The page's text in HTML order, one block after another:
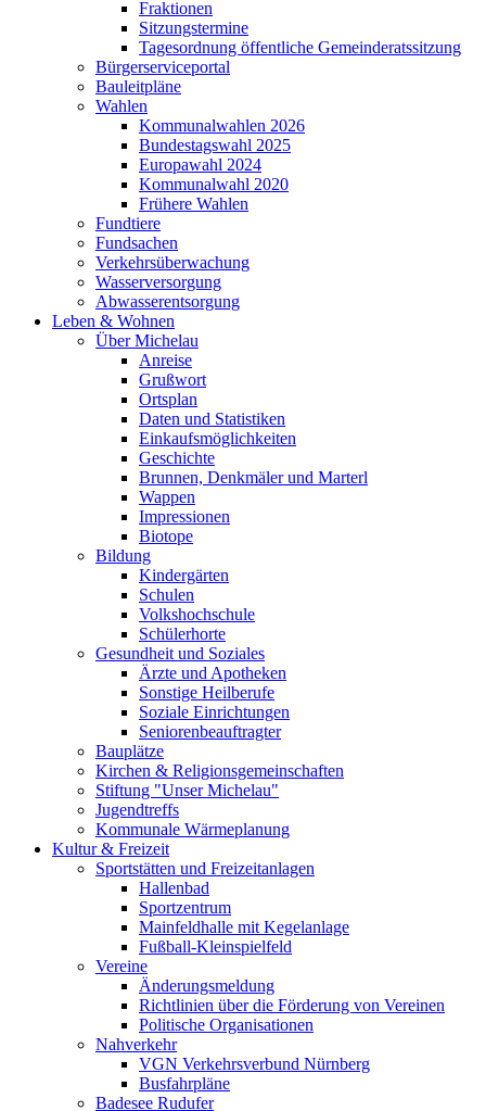
Fraktionen
Sitzungstermine
Tagesordnung öffentliche Gemeinderatssitzung
Bürgerserviceportal
Bauleitpläne
Wahlen
Kommunalwahlen 2026
Bundestagswahl 2025
Europawahl 2024
Kommunalwahl 2020
Frühere Wahlen
Fundtiere
Fundsachen
Verkehrsüberwachung
Wasserversorgung
Abwasserentsorgung
Leben & Wohnen
Über Michelau
Anreise
Grußwort
Ortsplan
Daten und Statistiken
Einkaufsmöglichkeiten
Geschichte
Brunnen, Denkmäler und Marterl
Wappen
Impressionen
Biotope
Bildung
Kindergärten
Schulen
Volkshochschule
Schülerhorte
Gesundheit und Soziales
Ärzte und Apotheken
Sonstige Heilberufe
Soziale Einrichtungen
Seniorenbeauftragter
Bauplätze
Kirchen & Religionsgemeinschaften
Stiftung "Unser Michelau"
Jugendtreffs
Kommunale Wärmeplanung
Kultur & Freizeit
Sportstätten und Freizeitanlagen
Hallenbad
Sportzentrum
Mainfeldhalle mit Kegelanlage
Fußball-Kleinspielfeld
Vereine
Änderungsmeldung
Richtlinien über die Förderung von Vereinen
Politische Organisationen
Nahverkehr
VGN Verkehrsverbund Nürnberg
Busfahrpläne
Badesee Rudufer